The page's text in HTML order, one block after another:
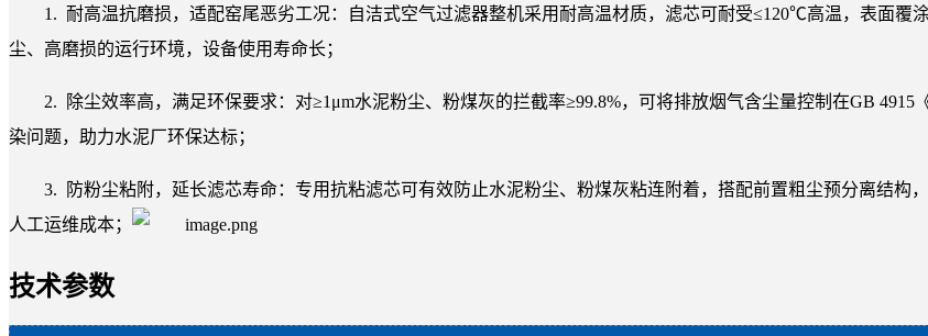
1. 耐高温抗磨损，适配窑尾恶劣工况：自洁式空气过滤器整机采用耐高温材质，滤芯可耐受≤120℃高温，表面覆
尘、高磨损的运行环境，设备使用寿命长；
2. 除尘效率高，满足环保要求：对≥1μm水泥粉尘、粉煤灰的拦截率≥99.8%，可将排放烟气含尘量控制在GB
染问题，助力水泥厂环保达标；
3. 防粉尘粘附，延长滤芯寿命：专用抗粘滤芯可有效防止水泥粉尘、粉煤灰粘连附着，搭配前置粗尘预分离结构
人工运维成本；
技术参数